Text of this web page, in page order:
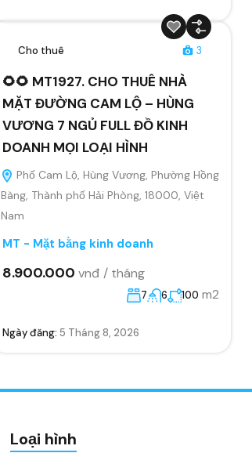
Cho thuê 3
🌻🌻 MT1927. CHO THUÊ NHÀ
MẶT ĐƯỜNG CAM LỘ – HÙNG
VƯƠNG 7 NGỦ FULL ĐỒ KINH
DOANH MỌI LOẠI HÌNH
Phố Cam Lộ, Hùng Vương, Phường Hồng
Bàng, Thành phố Hải Phòng, 18000, Việt
Nam
MT - Mặt bằng kinh doanh
8.900.000 vnđ / tháng
7 6 100 m2
Ngày đăng: 5 Tháng 8, 2026
Loại hình